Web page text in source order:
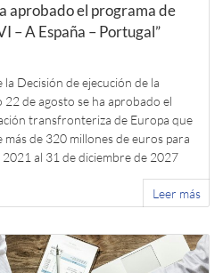
aprobado el programa de
– A España – Portugal”
Decisión de ejecución de la
22 de agosto se ha aprobado el
transfronteriza de Europa que
de 320 millones de euros para
al 31 de diciembre de 2027
Leer más